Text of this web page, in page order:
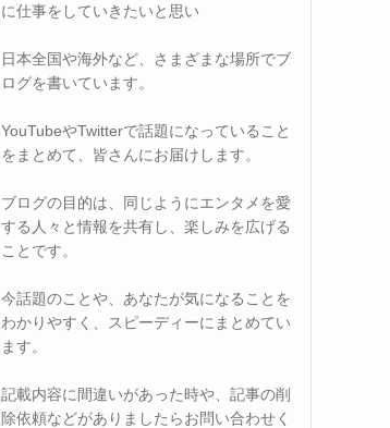
に仕事をしていきたいと思い
日本全国や海外など、さまざまな場所でブ
ログを書いています。
YouTubeやTwitterで話題になっていること
をまとめて、皆さんにお届けします。
ブログの目的は、同じようにエンタメを愛
する人々と情報を共有し、楽しみを広げる
ことです。
今話題のことや、あなたが気になることを
わかりやすく、スピーディーにまとめてい
ます。
記載内容に間違いがあった時や、記事の削
除依頼などがありましたらお問い合わせく